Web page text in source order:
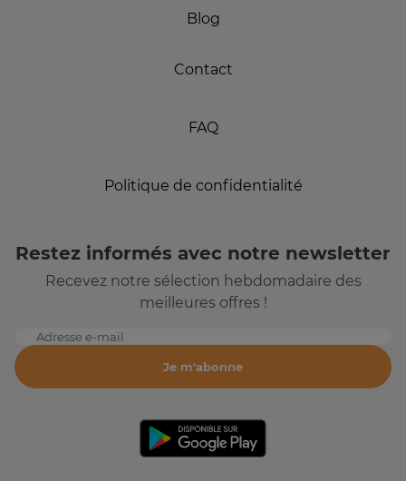
Blog
Contact
FAQ
Politique de confidentialité
Restez informés avec notre newsletter
Recevez notre sélection hebdomadaire des
meilleures offres !
Adresse e-mail
Je m'abonne